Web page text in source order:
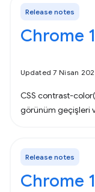
Release notes
Chrome
Updated 7 Nisan
CSS contrast-
görünüm geçişleri
Release notes
Chrome